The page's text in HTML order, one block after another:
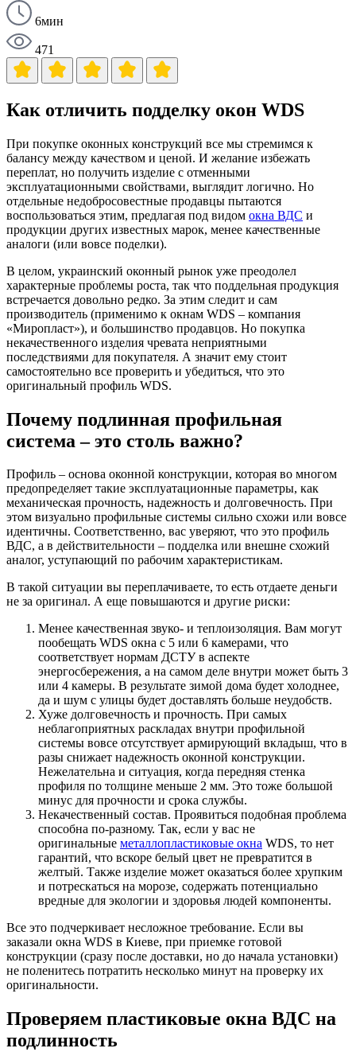
6мин
471
Как отличить подделку окон WDS
При покупке оконных конструкций все мы стремимся к
балансу между качеством и ценой. И желание избежать
переплат, но получить изделие с отменными
эксплуатационными свойствами, выглядит логично. Но
отдельные недобросовестные продавцы пытаются
воспользоваться этим, предлагая под видом окна ВДС и
продукции других известных марок, менее качественные
аналоги (или вовсе поделки).
В целом, украинский оконный рынок уже преодолел
характерные проблемы роста, так что поддельная продукция
встречается довольно редко. За этим следит и сам
производитель (применимо к окнам WDS – компания
«Миропласт»), и большинство продавцов. Но покупка
некачественного изделия чревата неприятными
последствиями для покупателя. А значит ему стоит
самостоятельно все проверить и убедиться, что это
оригинальный профиль WDS.
Почему подлинная профильная
система – это столь важно?
Профиль – основа оконной конструкции, которая во многом
предопределяет такие эксплуатационные параметры, как
механическая прочность, надежность и долговечность. При
этом визуально профильные системы сильно схожи или вовсе
идентичны. Соответственно, вас уверяют, что это профиль
ВДС, а в действительности – подделка или внешне схожий
аналог, уступающий по рабочим характеристикам.
В такой ситуации вы переплачиваете, то есть отдаете деньги
не за оригинал. А еще повышаются и другие риски:
Менее качественная звуко- и теплоизоляция. Вам могут
пообещать WDS окна с 5 или 6 камерами, что
соответствует нормам ДСТУ в аспекте
энергосбережения, а на самом деле внутри может быть 3
или 4 камеры. В результате зимой дома будет холоднее,
да и шум с улицы будет доставлять больше неудобств.
Хуже долговечность и прочность. При самых
неблагоприятных раскладах внутри профильной
системы вовсе отсутствует армирующий вкладыш, что в
разы снижает надежность оконной конструкции.
Нежелательна и ситуация, когда передняя стенка
профиля по толщине меньше 2 мм. Это тоже большой
минус для прочности и срока службы.
Некачественный состав. Проявиться подобная проблема
способна по-разному. Так, если у вас не
оригинальные металлопластиковые окна WDS, то нет
гарантий, что вскоре белый цвет не превратится в
желтый. Также изделие может оказаться более хрупким
и потрескаться на морозе, содержать потенциально
вредные для экологии и здоровья людей компоненты.
Все это подчеркивает несложное требование. Если вы
заказали окна WDS в Киеве, при приемке готовой
конструкции (сразу после доставки, но до начала установки)
не поленитесь потратить несколько минут на проверку их
оригинальности.
Проверяем пластиковые окна ВДС на
подлинность